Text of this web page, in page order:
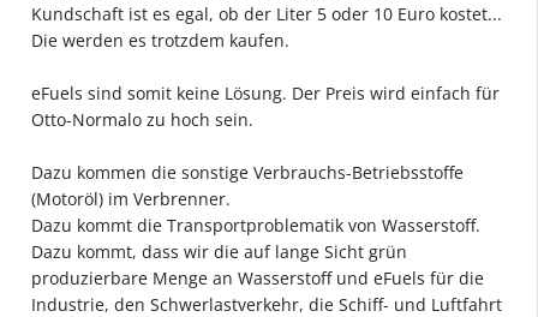
Kundschaft ist es egal, ob der Liter 5 oder 10 Euro kostet...
Die werden es trotzdem kaufen.
eFuels sind somit keine Lösung. Der Preis wird einfach für
Otto-Normalo zu hoch sein.
Dazu kommen die sonstige Verbrauchs-Betriebsstoffe
(Motoröl) im Verbrenner.
Dazu kommt die Transportproblematik von Wasserstoff.
Dazu kommt, dass wir die auf lange Sicht grün
produzierbare Menge an Wasserstoff und eFuels für die
Industrie, den Schwerlastverkehr, die Schiff- und Luftfahrt